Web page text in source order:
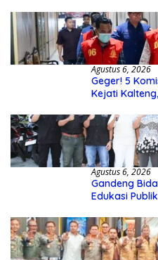
Agustus 6, 2026
Geger! 5
Kejati
Agustus 6, 2026
Gandeng
Edukasi